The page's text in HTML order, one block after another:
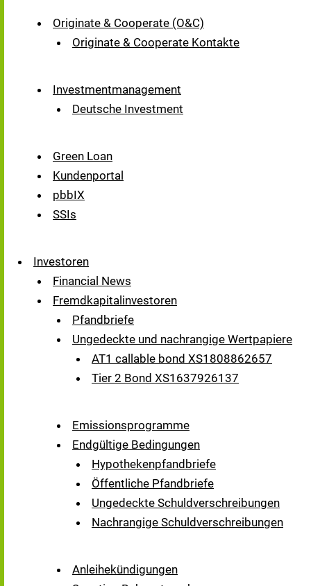
Originate & Cooperate (O&C)
Originate & Cooperate Kontakte
Investmentmanagement
Deutsche Investment
Green Loan
Kundenportal
pbbIX
SSIs
Investoren
Financial News
Fremdkapitalinvestoren
Pfandbriefe
Ungedeckte und nachrangige Wertpapiere
AT1 callable bond XS1808862657
Tier 2 Bond XS1637926137
Emissionsprogramme
Endgültige Bedingungen
Hypothekenpfandbriefe
Öffentliche Pfandbriefe
Ungedeckte Schuldverschreibungen
Nachrangige Schuldverschreibungen
Anleihekündigungen